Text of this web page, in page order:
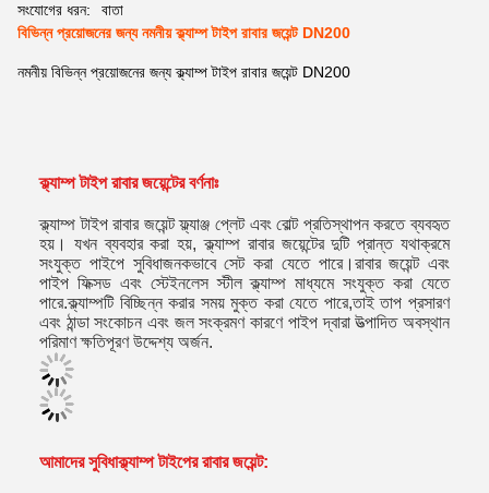
সংযোগের ধরন:
বাতা
বিভিন্ন প্রয়োজনের জন্য নমনীয় ক্ল্যাম্প টাইপ রাবার জয়েন্ট DN200
নমনীয় বিভিন্ন প্রয়োজনের জন্য ক্ল্যাম্প টাইপ রাবার জয়েন্ট DN200
ক্ল্যাম্প টাইপ রাবার জয়েন্টের বর্ণনাঃ
ক্ল্যাম্প টাইপ রাবার জয়েন্ট ফ্ল্যাঞ্জ প্লেট এবং বোল্ট প্রতিস্থাপন করতে ব্যবহৃত
হয়। যখন ব্যবহার করা হয়, ক্ল্যাম্প রাবার জয়েন্টের দুটি প্রান্ত যথাক্রমে
সংযুক্ত পাইপে সুবিধাজনকভাবে সেট করা যেতে পারে।রাবার জয়েন্ট এবং
পাইপ ফিক্সড এবং স্টেইনলেস স্টীল ক্ল্যাম্প মাধ্যমে সংযুক্ত করা যেতে
পারে.ক্ল্যাম্পটি বিচ্ছিন্ন করার সময় মুক্ত করা যেতে পারে,তাই তাপ প্রসারণ
এবং ঠান্ডা সংকোচন এবং জল সংক্রমণ কারণে পাইপ দ্বারা উত্পাদিত অবস্থান
পরিমাণ ক্ষতিপূরণ উদ্দেশ্য অর্জন.
আমাদের সুবিধাক্ল্যাম্প টাইপের রাবার জয়েন্ট: